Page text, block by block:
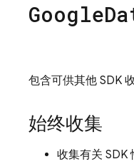
Google
包含可供其他 SDK
始终收集
收集有关 SDK